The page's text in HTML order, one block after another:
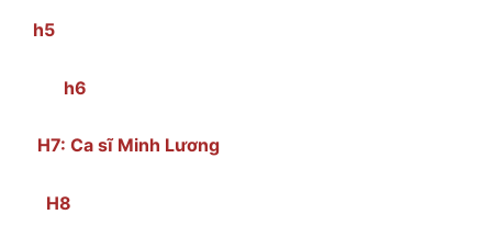
h5
h6
H7: Ca sĩ Minh Lương
H8